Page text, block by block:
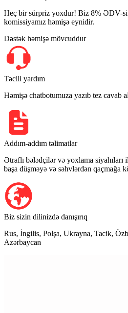
Heç bir sürpriz yoxdur! Biz 8% ƏDV-si
komissiyamız həmişə eynidir.
Dəstək həmişə mövcuddur
Təcili yardım
Həmişə chatbotumuza yazıb tez cavab
Addım-addım təlimatlar
Ətraflı bələdçilər və yoxlama siyahıları
başa düşməyə və səhvlərdən qaçmağa
Biz sizin dilinizdə danışırıq
Rus, İngilis, Polşa, Ukrayna, Tacik,
Azərbaycan